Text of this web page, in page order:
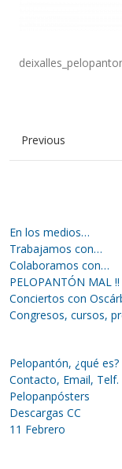
Previous
En los medios…
Trabajamos con…
Colaboramos con…
PELOPANTÓN MAL !!
Conciertos con
Congresos, cursos,
Pelopantón, ¿qué es?
Contacto, Email, Telf.
Pelopanpósters
Descargas CC
11 Febrero